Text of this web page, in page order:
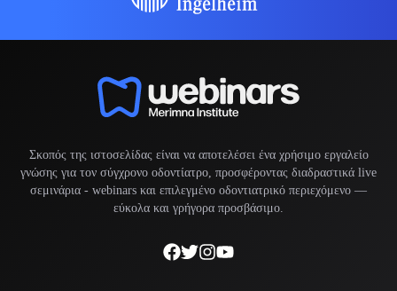
Σκοπός της ιστοσελίδας είναι να αποτελέσει ένα χρήσιμο εργαλείο
γνώσης για τον σύγχρονο οδοντίατρο, προσφέροντας διαδραστικά live
σεμινάρια - webinars και επιλεγμένο οδοντιατρικό περιεχόμενο —
εύκολα και γρήγορα προσβάσιμο.